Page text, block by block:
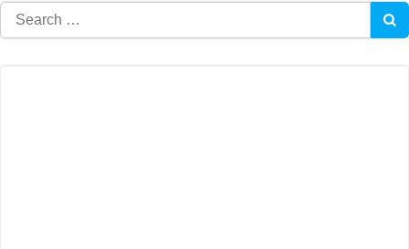
Search
for: